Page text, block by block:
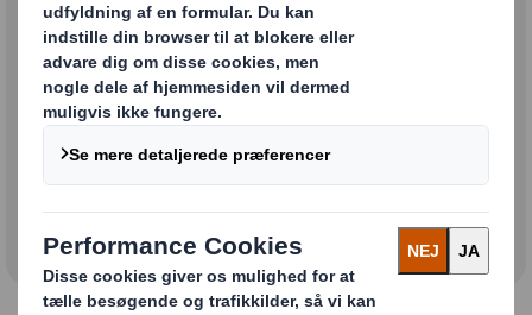
Code_of_Conduct_Danish.pdf
Code_of_Conduct_English.pdf